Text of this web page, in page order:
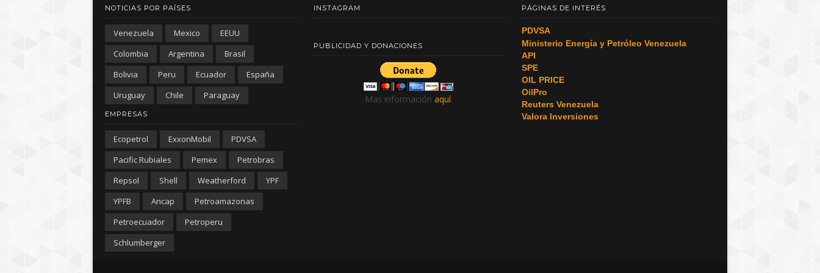
NOTICIAS POR PAÍSES
Venezuela Mexico
EEUU
Colombia
Argentina
Brasil
Bolivia
Peru Ecuador
España
Uruguay
Chile Paraguay
EMPRESAS
Ecopetrol ExxonMobil
PDVSA
Pacific Rubiales
Pemex
Petrobras
Repsol
Shell Weatherford
YPF
YPFB
Ancap
Petroamazonas
Petroecuador
Petroperu
Schlumberger
INSTAGRAM
PUBLICIDAD Y DONACIONES
Mas información aquí.
PÁGINAS DE INTERÉS
PDVSA
Ministerio Energía y Petróleo Venezuela
API
SPE
OIL PRICE
OilPro
Reuters Venezuela
Valora Inversiones